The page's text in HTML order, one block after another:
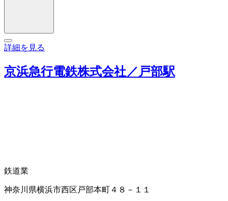
詳細を見る
京浜急行電鉄株式会社／戸部駅
鉄道業
神奈川県横浜市西区戸部本町４８－１１